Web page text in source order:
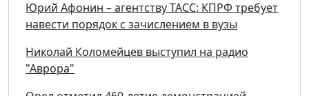
Юрий Афонин – агентству ТАСС: КПРФ требует
навести порядок с зачислением в вузы
Николай Коломейцев выступил на радио
"Аврора"